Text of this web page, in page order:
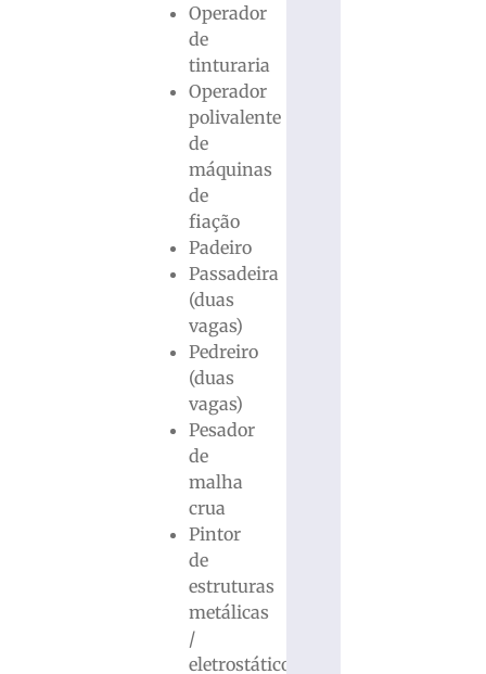
Operador
de
tinturaria
Operador
polivalente
de
máquinas
de
fiação
Padeiro
Passadeira
(duas
vagas)
Pedreiro
(duas
vagas)
Pesador
de
malha
crua
Pintor
de
estruturas
metálicas
/
eletrostático